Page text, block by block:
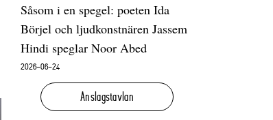
Såsom i en spegel: poeten Ida
Börjel och ljudkonstnären Jassem
Hindi speglar Noor Abed
2026-06-24
Anslagstavlan